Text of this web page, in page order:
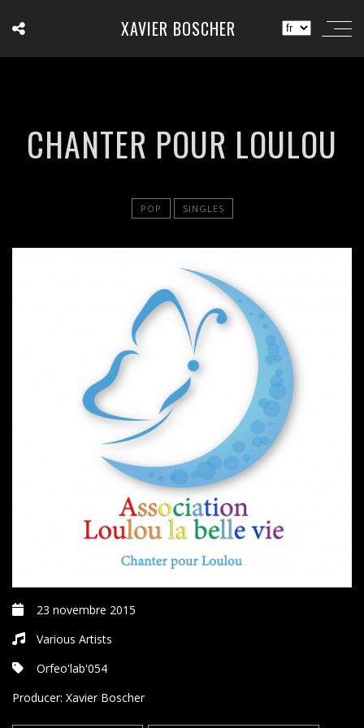
XAVIER BOSCHER
CHANTER POUR LOULOU
POP SINGLES
23 novembre 2015
Various Artists
Orfeo'lab'054
Producer: Xavier Boscher